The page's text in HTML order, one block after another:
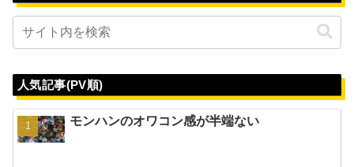
人気記事(PV順)
モンハンのオワコン感が半端ない